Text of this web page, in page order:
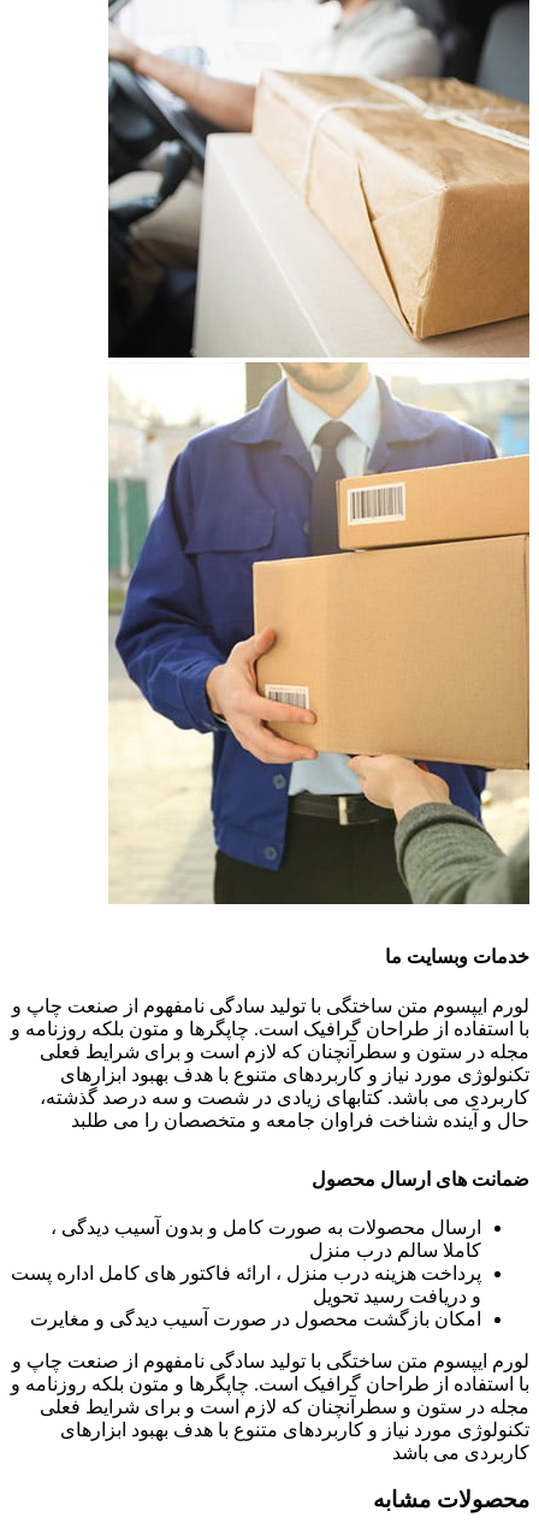
خدمات وبسایت ما
لورم ایپسوم متن ساختگی با تولید سادگی نامفهوم از صنعت چاپ و
با استفاده از طراحان گرافیک است. چاپگرها و متون بلکه روزنامه و
مجله در ستون و سطرآنچنان که لازم است و برای شرایط فعلی
تکنولوژی مورد نیاز و کاربردهای متنوع با هدف بهبود ابزارهای
کاربردی می باشد. کتابهای زیادی در شصت و سه درصد گذشته،
حال و آینده شناخت فراوان جامعه و متخصصان را می طلبد
ضمانت های ارسال محصول
ارسال محصولات به صورت کامل و بدون آسیب دیدگی ،
کاملا سالم درب منزل
پرداخت هزینه درب منزل ، ارائه فاکتور های کامل اداره پست
و دریافت رسید تحویل
امکان بازگشت محصول در صورت آسیب دیدگی و مغایرت
لورم ایپسوم متن ساختگی با تولید سادگی نامفهوم از صنعت چاپ و
با استفاده از طراحان گرافیک است. چاپگرها و متون بلکه روزنامه و
مجله در ستون و سطرآنچنان که لازم است و برای شرایط فعلی
تکنولوژی مورد نیاز و کاربردهای متنوع با هدف بهبود ابزارهای
کاربردی می باشد
محصولات مشابه